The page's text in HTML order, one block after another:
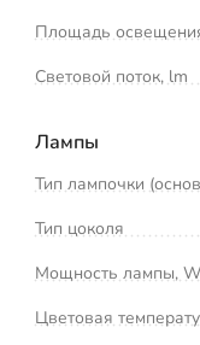
Площадь
Световой поток, lm
Лампы
Тип лампочки
Тип цоколя
Мощность лампы, W
Цветовая